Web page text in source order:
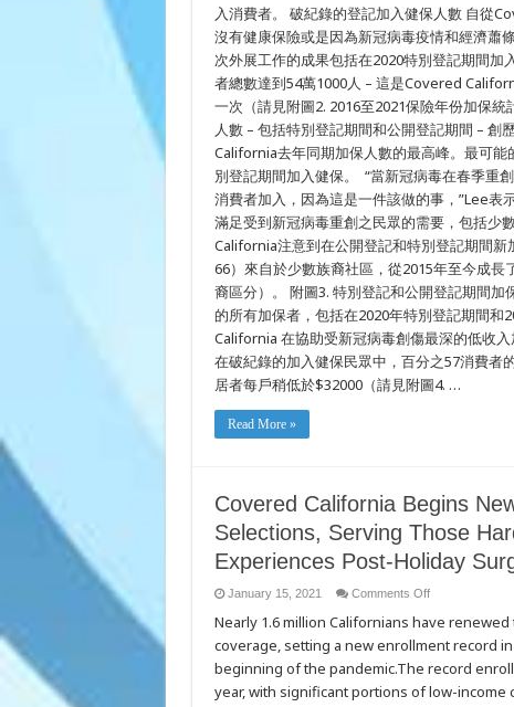
的
同
時，
服
務
受
創
最
深
的
民
眾
入消費者。 破紀錄的登記加入健保人數 自從
沒有健康保險或是因為新冠病毒疫情和經濟蕭
次外展工作的成果包括在2020特別登記期間加
者總數達到54萬1000人 – 這是Covered
一次（請見附圖2. 2016至2021保險年份加保
人數 – 包括特別登記期間和公開登記期間 –
California去年同期加保人數的最高峰。最可
別登記期間加入健保。 “當新冠病毒在春季重
消費者加入，因為這是一件該做的事，”Lee
滿足受到新冠病毒重創之民眾的需要，包括少
California注意到在公開登記和特別登記期間
66）來自於少數族裔社區，從2015年至今成
裔區分）。 附圖3. 特別登記和公開登記期間加
的所有加保者，包括在2020年特別登記期間
California 在協助受新冠病毒創傷最深的低收
在破紀錄的加入健保民眾中，百分之57消費者
居者每戶稍低於$32000（請見附圖4. …
Read More »
Covered California Begins
Selections, Serving Those
Experiences Post-Holiday
January 15, 2021 Comments Offon
California
Begins
New
With
a
Record
Nearly 1.6 million Californians have
coverage, setting a new enrollment record
beginning of the pandemic.The record
year, with significant portions of low-